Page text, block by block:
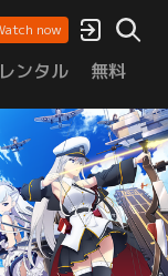
now
レンタル 無料